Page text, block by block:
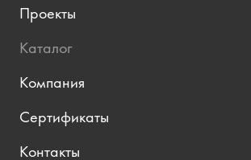
Проекты
Каталог
Компания
Сертификаты
Контакты